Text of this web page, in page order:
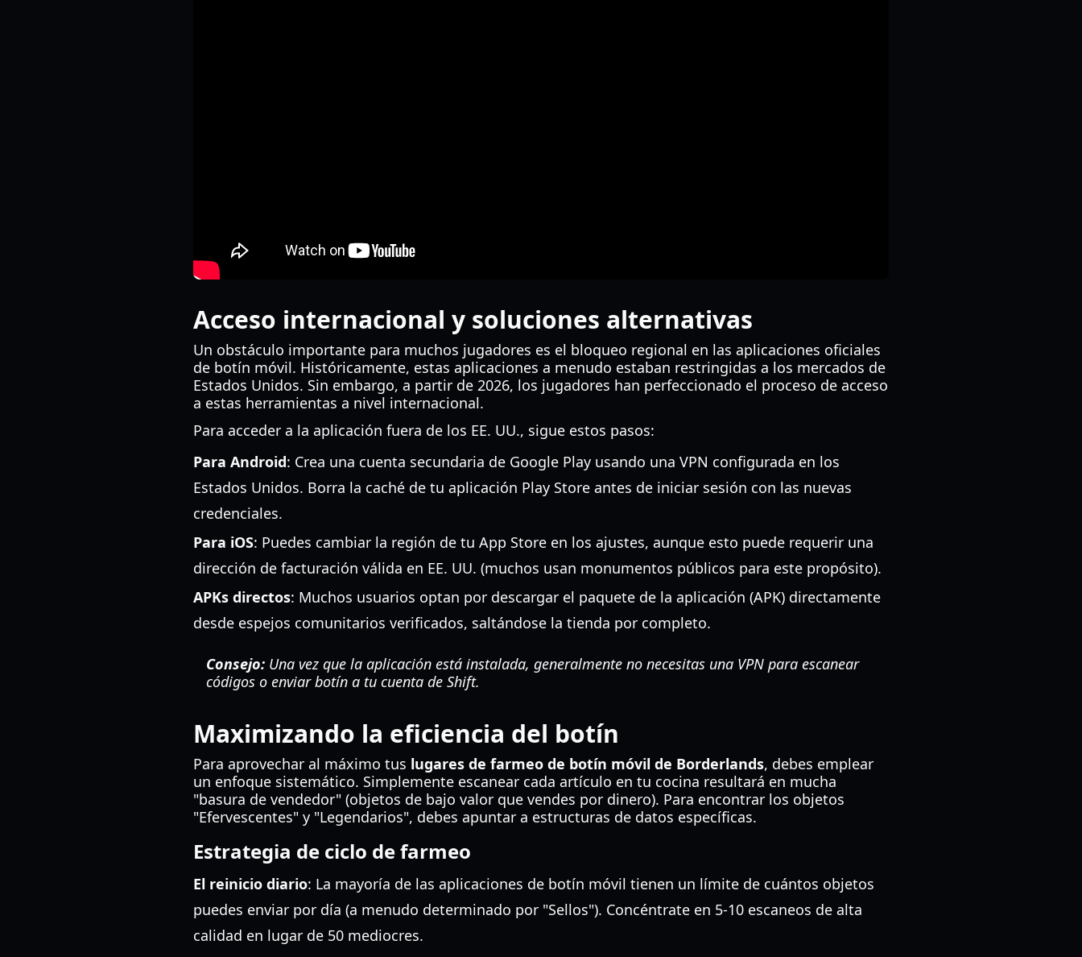
Acceso internacional y soluciones alternativas
Un obstáculo importante para muchos jugadores es el bloqueo regional en las aplicaciones oficiales
de botín móvil. Históricamente, estas aplicaciones a menudo estaban restringidas a los mercados de
Estados Unidos. Sin embargo, a partir de 2026, los jugadores han perfeccionado el proceso de acceso
a estas herramientas a nivel internacional.
Para acceder a la aplicación fuera de los EE. UU., sigue estos pasos:
Para Android: Crea una cuenta secundaria de Google Play usando una VPN configurada en los
Estados Unidos. Borra la caché de tu aplicación Play Store antes de iniciar sesión con las nuevas
credenciales.
Para iOS: Puedes cambiar la región de tu App Store en los ajustes, aunque esto puede requerir una
dirección de facturación válida en EE. UU. (muchos usan monumentos públicos para este propósito).
APKs directos: Muchos usuarios optan por descargar el paquete de la aplicación (APK) directamente
desde espejos comunitarios verificados, saltándose la tienda por completo.
Consejo: Una vez que la aplicación está instalada, generalmente no necesitas una VPN para escanear
códigos o enviar botín a tu cuenta de Shift.
Maximizando la eficiencia del botín
Para aprovechar al máximo tus lugares de farmeo de botín móvil de Borderlands, debes emplear
un enfoque sistemático. Simplemente escanear cada artículo en tu cocina resultará en mucha
"basura de vendedor" (objetos de bajo valor que vendes por dinero). Para encontrar los objetos
"Efervescentes" y "Legendarios", debes apuntar a estructuras de datos específicas.
Estrategia de ciclo de farmeo
El reinicio diario: La mayoría de las aplicaciones de botín móvil tienen un límite de cuántos objetos
puedes enviar por día (a menudo determinado por "Sellos"). Concéntrate en 5-10 escaneos de alta
calidad en lugar de 50 mediocres.